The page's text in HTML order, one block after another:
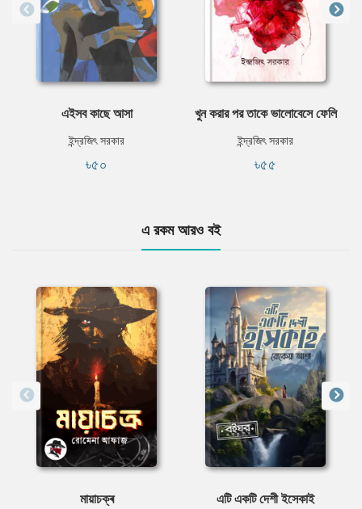
এইসব কাছে আসা
ইন্দ্রজিৎ সরকার
৳৫০
খুন করার পর তাকে ভালোবেসে ফেলি
ইন্দ্রজিৎ সরকার
৳৫৫
এ রকম আরও বই
মায়াচক্ৰ এটি একটি দেশী ইসেকাই